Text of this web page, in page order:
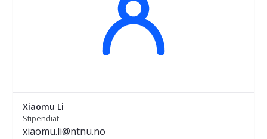
Xiaomu Li
Stipendiat
xiaomu.li@ntnu.no